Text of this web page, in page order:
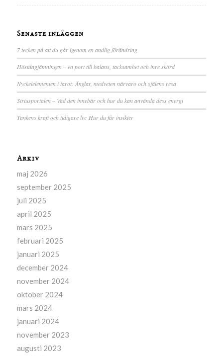
Senaste inläggen
7 tecken på att du går igenom en andlig förändring
Höstdagjämningen – en port till balans, tacksamhet och inre skörd
Nyckelelementen i tarot: Änglar, medveten närvaro och själens resa
Siriusportalen – Vad den innebär och hur du kan använda dess energi
Tankens kraft och tidigare liv: Hur du får insikter
Arkiv
maj 2026
september 2025
juli 2025
april 2025
mars 2025
februari 2025
januari 2025
december 2024
november 2024
oktober 2024
mars 2024
januari 2024
november 2023
augusti 2023